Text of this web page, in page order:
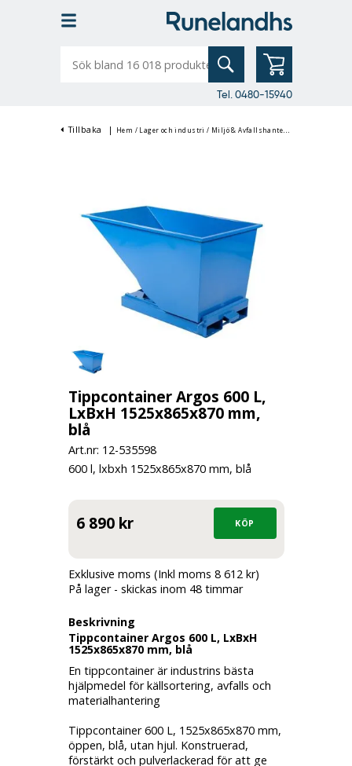
bland
Tel. 0480-15940
Tillbaka | Hem / Lager och industri / Miljö & Avfallshantering
Tippcontainer Argos 600 L,
LxBxH 1525x865x870 mm,
blå
Art.nr: 12-535598
600 l, lxbxh 1525x865x870 mm, blå
6 890 kr
Exklusive moms (Inkl moms 8 612 kr)
På lager - skickas inom 48 timmar
Beskrivning
Tippcontainer Argos 600 L, LxBxH
1525x865x870 mm, blå
En tippcontainer är industrins bästa
hjälpmedel för källsortering, avfalls och
materialhantering
Tippcontainer 600 L, 1525x865x870 mm,
öppen, blå, utan hjul. Konstruerad,
förstärkt och pulverlackerad för att ge